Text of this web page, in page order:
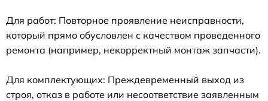
Для работ: Повторное проявление неисправности,
который прямо обусловлен с качеством проведенного
ремонта (например, некорректный монтаж запчасти).
Для комплектующих: Преждевременный выход из
строя, отказ в работе или несоответствие заявленным